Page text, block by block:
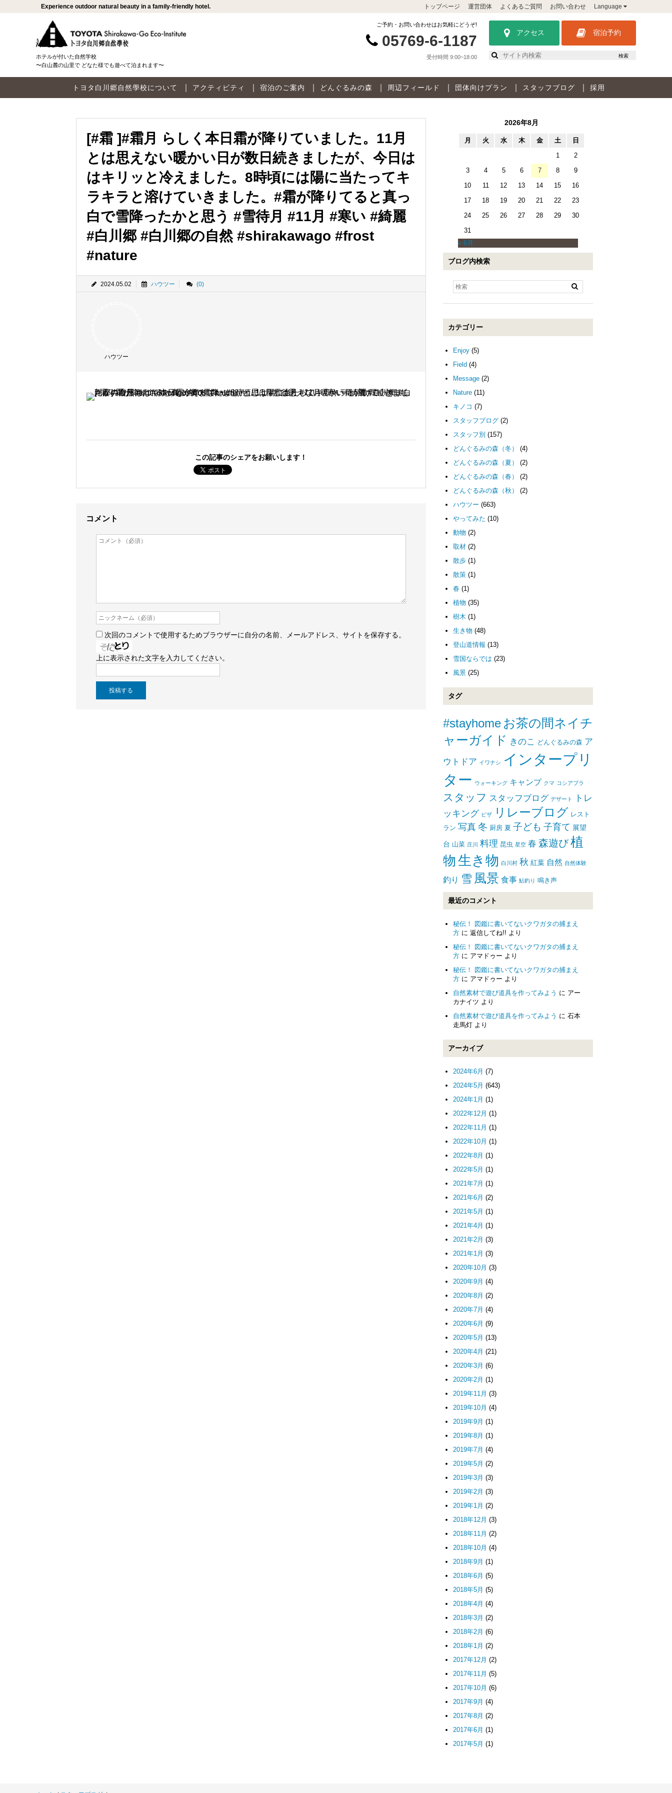
Experience outdoor natural beauty in a family-friendly hotel. トップページ 運営団体 よくあるご質問 お問い合わせ Language
ホテルが付いた自然学校
〜白山麓の山里で どなた様でも遊べて泊まれます〜
ご予約・お問い合わせはお気軽にどうぞ!
05769-6-1187
受付時間 9:00~18:00
アクセス 宿泊予約
検索
トヨタ白川郷自然學校について アクティビティ 宿泊のご案内 どんぐるみの森 周辺フィールド 団体向けプラン スタッフブログ 採用
[#霜 ]#霜月 らしく本日霜が降りていました。11月
とは思えない暖かい日が数日続きましたが、今日は
はキリッと冷えました。8時頃には陽に当たってキ
ラキラと溶けていきました。#霜が降りてると真っ
白で雪降ったかと思う #雪待月 #11月 #寒い #綺麗
#白川郷 #白川郷の自然 #shirakawago #frost
#nature
2024.05.02 ハウツー (0)
ハウツー
この記事のシェアをお願いします！
コメント
次回のコメントで使用するためブラウザーに自分の名前、メールアドレス、サイトを保存する。
上に表示された文字を入力してください。
2026年8月
月 火 水 木 金 土
日
1
2
3
4 5 6 7 8
9
10
11 12 13 14 15
16
17
18 19 20 21 22
23
24
25 26 27 28 29
30
31
« 6月
ブログ内検索
カテゴリー
Enjoy (5)
Field (4)
Message (2)
Nature (11)
キノコ (7)
スタッフブログ (2)
スタッフ別 (157)
どんぐるみの森（冬）
(4)
どんぐるみの森（夏）
(2)
どんぐるみの森（春）
(2)
どんぐるみの森（秋）
(2)
ハウツー (663)
やってみた (10)
動物 (2)
取材 (2)
散歩 (1)
散策 (1)
春 (1)
植物 (35)
樹木 (1)
生き物 (48)
登山道情報 (13)
雪国ならでは (23)
風景 (25)
タグ
#stayhome お茶の間ネイチ
ャーガイド きのこ どんぐるみの森 ア
ウトドア イワナシ インタープリ
ター ウォーキング キャンプ クマ コシアブラ
スタッフ スタッフブログ デザート
トレ
ッキング ピザ リレーブログ レスト
ラン 写真冬 厨房 夏 子ども 子育て 展望
台 山菜 庄川 料理 昆虫 星空 春 森遊び植
物 生き物 白川村 秋 紅葉 自然 自然体験
釣り 雪 風景 食事 鮎釣り 鳴き声
最近のコメント
秘伝！ 図鑑に書いてないクワガタの捕まえ
方 に 返信してね!! より
秘伝！ 図鑑に書いてないクワガタの捕まえ
方 に アマドゥー より
秘伝！ 図鑑に書いてないクワガタの捕まえ
方 に アマドゥー より
自然素材で遊び道具を作ってみよう に アー
カナイツ より
自然素材で遊び道具を作ってみよう に 石本
走馬灯 より
アーカイブ
2024年6月 (7)
2024年5月 (643)
2024年1月 (1)
2022年12月 (1)
2022年11月 (1)
2022年10月 (1)
2022年8月 (1)
2022年5月 (1)
2021年7月 (1)
2021年6月 (2)
2021年5月 (1)
2021年4月 (1)
2021年2月 (3)
2021年1月 (3)
2020年10月 (3)
2020年9月 (4)
2020年8月 (2)
2020年7月 (4)
2020年6月 (9)
2020年5月 (13)
2020年4月 (21)
2020年3月 (6)
2020年2月 (1)
2019年11月 (3)
2019年10月 (4)
2019年9月 (1)
2019年8月 (1)
2019年7月 (4)
2019年5月 (2)
2019年3月 (3)
2019年2月 (3)
2019年1月 (2)
2018年12月 (3)
2018年11月 (2)
2018年10月 (4)
2018年9月 (1)
2018年6月 (5)
2018年5月 (5)
2018年4月 (4)
2018年3月 (2)
2018年2月 (6)
2018年1月 (2)
2017年12月 (2)
2017年11月 (5)
2017年10月 (6)
2017年9月 (4)
2017年8月 (2)
2017年6月 (1)
2017年5月 (1)